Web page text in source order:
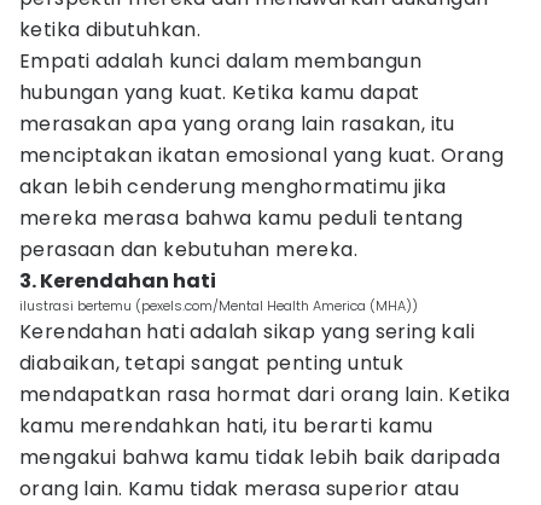
ketika dibutuhkan.
Empati adalah kunci dalam membangun
hubungan yang kuat. Ketika kamu dapat
merasakan apa yang orang lain rasakan, itu
menciptakan ikatan emosional yang kuat. Orang
akan lebih cenderung menghormatimu jika
mereka merasa bahwa kamu peduli tentang
perasaan dan kebutuhan mereka.
3. Kerendahan hati
ilustrasi bertemu (pexels.com/Mental Health America (MHA))
Kerendahan hati adalah sikap yang sering kali
diabaikan, tetapi sangat penting untuk
mendapatkan rasa hormat dari orang lain. Ketika
kamu merendahkan hati, itu berarti kamu
mengakui bahwa kamu tidak lebih baik daripada
orang lain. Kamu tidak merasa superior atau